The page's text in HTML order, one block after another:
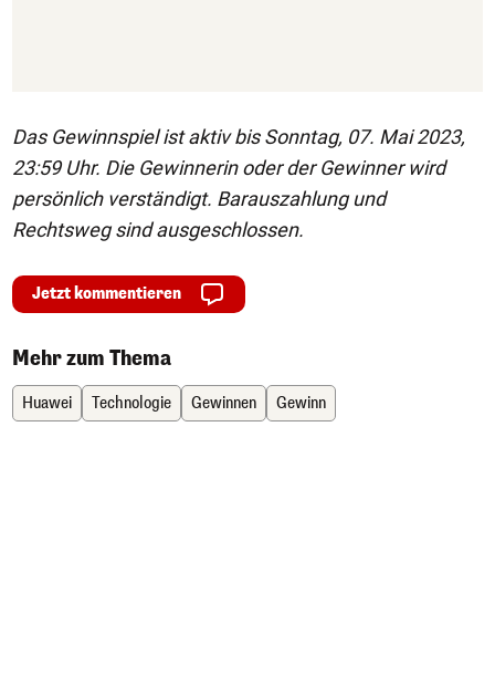
Das Gewinnspiel ist aktiv bis Sonntag, 07. Mai 2023,
23:59 Uhr. Die Gewinnerin oder der Gewinner wird
persönlich verständigt. Barauszahlung und
Rechtsweg sind ausgeschlossen.
Jetzt kommentieren
Mehr zum Thema
Huawei Technologie Gewinnen Gewinn